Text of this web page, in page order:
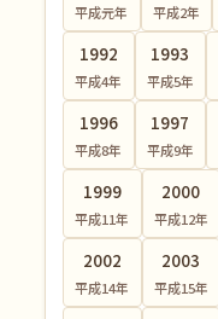
平成元年 平成2年
1992
平成4年
1993
平成5年
1996
平成8年
1997
平成9年
1999
平成11年
2000
平成12年
2002
平成14年
2003
平成15年